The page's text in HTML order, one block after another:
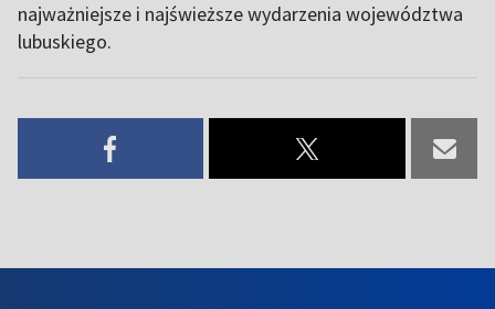
najważniejsze i najświeższe wydarzenia województwa
lubuskiego.